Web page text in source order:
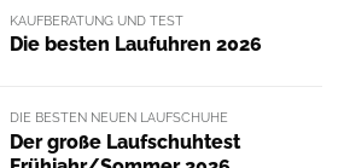
KAUFBERATUNG UND TEST
Die besten Laufuhren 2026
DIE BESTEN NEUEN LAUFSCHUHE
Der große Laufschuhtest